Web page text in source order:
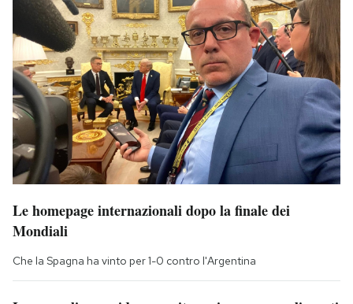
Le homepage internazionali dopo la finale dei
Mondiali
Che la Spagna ha vinto per 1-0 contro l'Argentina